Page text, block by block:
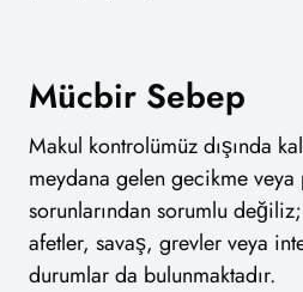
Mücbir Sebep
Makul kontrolümüz dışında
meydana gelen gecikme
sorunlarından sorumlu
afetler, savaş, grevler veya
durumlar da bulunmaktadır.